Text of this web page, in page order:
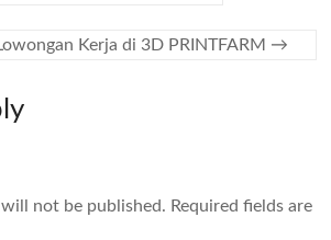
Kerja di 3D PRINTFARM →
not be published. Required fields are